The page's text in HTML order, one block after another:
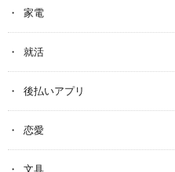
家電
就活
後払いアプリ
恋愛
文具